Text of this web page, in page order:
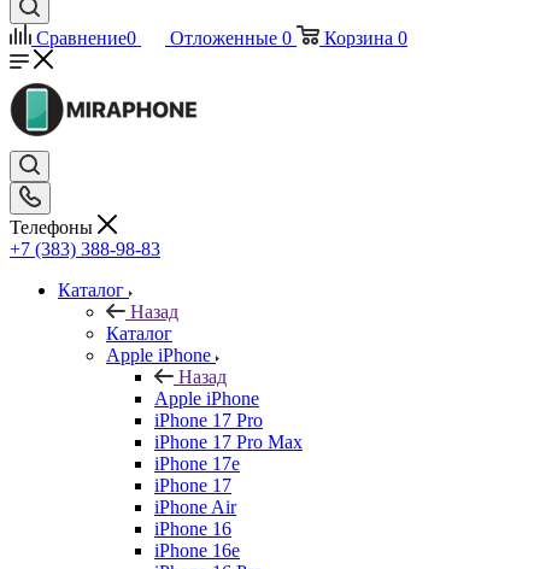
Сравнение0 Отложенные 0 Корзина 0
Телефоны
+7 (383) 388-98-83
Каталог
Назад
Каталог
Apple iPhone
Назад
Apple iPhone
iPhone 17 Pro
iPhone 17 Pro Max
iPhone 17e
iPhone 17
iPhone Air
iPhone 16
iPhone 16e